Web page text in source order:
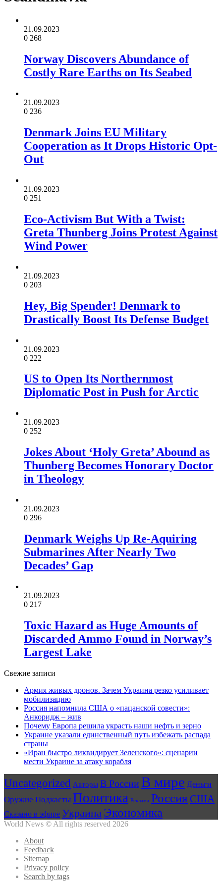
21.09.2023
0 268
Norway Discovers Abundance of
Costly Rare Earths on Its Seabed
21.09.2023
0 236
Denmark Joins EU Military
Cooperation as It Drops Historic Opt-
Out
21.09.2023
0 251
Eco-Activism But With a Twist:
Greta Thunberg Joins Protest Against
Wind Power
21.09.2023
0 203
Hey, Big Spender! Denmark to
Drastically Boost Its Defense Budget
21.09.2023
0 222
US to Open Its Northernmost
Diplomatic Post in Push for Arctic
21.09.2023
0 252
Jokes About ‘Holy Greta’ Abound as
Thunberg Becomes Honorary Doctor
in Theology
21.09.2023
0 296
Denmark Weighs Up Re-Aquiring
Submarines After Nearly Two
Decades’ Gap
21.09.2023
0 217
Toxic Hazard as Huge Amounts of
Discarded Ammo Found in Norway’s
Largest Lake
Свежие записи
Армия живых дронов. Зачем Украина резко усиливает
мобилизацию
Россия напомнила США о «пацанской совести»:
Анкоридж – жив
Почему Европа решила украсть наши нефть и зерно
Украине указали единственный путь избежать распада
страны
«Иран быстро ликвидирует Зеленского»: сценарии
мести Украине за атаку корабля
Uncategorized Авторы В России В мире Деньги
Оружие Подкасты Политика Реклама Россия США
Сказано в эфире Украина Экономика
World News © All rights reserved 2026
About
Feedback
Sitemap
Privacy policy
Search by tags